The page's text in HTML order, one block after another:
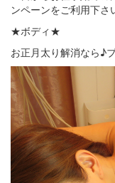
ンペーンをご利用下さ
★ボディ★
お正月太り解消なら♪